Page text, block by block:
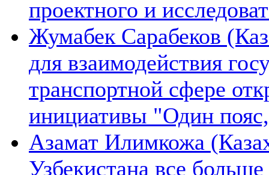
проектного и
Жумабек Сарабеков
для взаимодействия
транспортной сфере
инициативы "Один
Азамат Илимкожа
Узбекистана все